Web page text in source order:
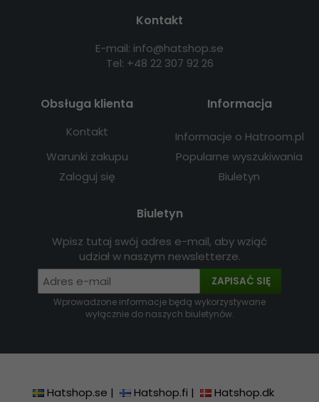
Kontakt
E-mail: info@hatshop.se
Tel: +48 22 307 92 26
Obsługa klienta
Kontakt
Warunki zakupu
Zaloguj się
Informacja
Informacje o Hatroom.pl
Popularne wyszukiwania
Biuletyn
Biuletyn
Wpisz tutaj swój adres e-mail, aby wziąć
udział w naszym newsletterze.
ZAPISAĆ SIĘ
Wprowadzone informacje będą wykorzystywane
wyłącznie do naszych biuletynów.
Hatshop.se | Hatshop.fi | Hatshop.dk